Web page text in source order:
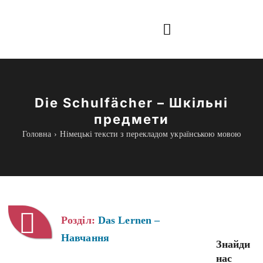
Toggle
Все для навчання
Граматика
Die Schulfächer – Шкільні
предмети
Головна Німецькі тексти з перекладом українською мовою
Розділ: Das Lernen –
Навчання
Знайди
нас